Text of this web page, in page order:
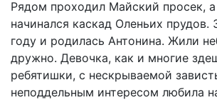
Рядом проходил Майский просек,
начинался каскад Оленьих прудов.
году и родилась Антонина. Жили
дружно. Девочка, как и многие
ребятишки, с нескрываемой
неподдельным интересом любила